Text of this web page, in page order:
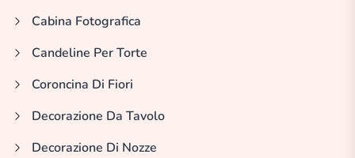
Cabina Fotografica
Candeline Per Torte
Coroncina Di Fiori
Decorazione Da Tavolo
Decorazione Di Nozze